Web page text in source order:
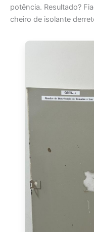
potência. Resultado?
cheiro de isolante